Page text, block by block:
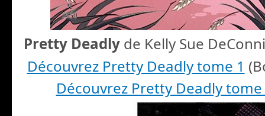
Pretty Deadly de Kelly Sue
Découvrez Pretty Deadly tome 1
Découvrez Pretty Deadly tome